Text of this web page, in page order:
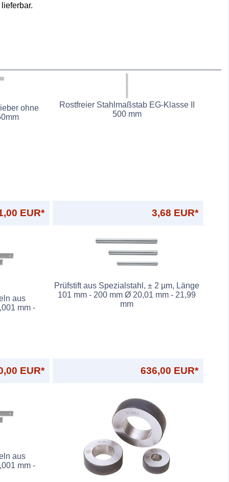
ohne
EUR*
Rostfreier Stahlmaßstab EG-Klasse II
500 mm
3,68 EUR*
aus
mm -
EUR*
Prüfstift aus Spezialstahl, ± 2 µm, Länge
101 mm - 200 mm Ø 20,01 mm - 21,99
mm
636,00 EUR*
aus
mm -